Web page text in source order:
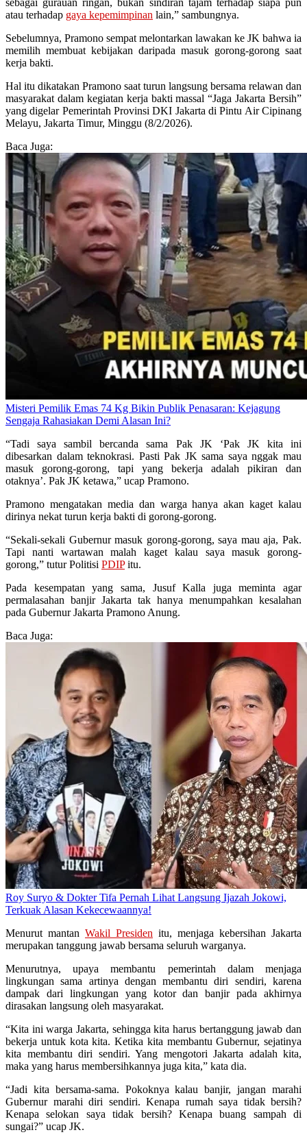
sebagai gurauan ringan, bukan sindiran tajam terhadap siapa pun
atau terhadap gaya kepemimpinan lain,” sambungnya.
Sebelumnya, Pramono sempat melontarkan lawakan ke JK bahwa ia
memilih membuat kebijakan daripada masuk gorong-gorong saat
kerja bakti.
Hal itu dikatakan Pramono saat turun langsung bersama relawan dan
masyarakat dalam kegiatan kerja bakti massal “Jaga Jakarta Bersih”
yang digelar Pemerintah Provinsi DKI Jakarta di Pintu Air Cipinang
Melayu, Jakarta Timur, Minggu (8/2/2026).
Baca Juga:
Misteri Pemilik Emas 74 Kg Bikin Publik Penasaran: Kejagung
Sengaja Rahasiakan Demi Alasan Ini?
“Tadi saya sambil bercanda sama Pak JK ‘Pak JK kita ini
dibesarkan dalam teknokrasi. Pasti Pak JK sama saya nggak mau
masuk gorong-gorong, tapi yang bekerja adalah pikiran dan
otaknya’. Pak JK ketawa,” ucap Pramono.
Pramono mengatakan media dan warga hanya akan kaget kalau
dirinya nekat turun kerja bakti di gorong-gorong.
“Sekali-sekali Gubernur masuk gorong-gorong, saya mau aja, Pak.
Tapi nanti wartawan malah kaget kalau saya masuk gorong-
gorong,” tutur Politisi PDIPitu.
Pada kesempatan yang sama, Jusuf Kalla juga meminta agar
permalasahan banjir Jakarta tak hanya menumpahkan kesalahan
pada Gubernur Jakarta Pramono Anung.
Baca Juga:
Roy Suryo & Dokter Tifa Pernah Lihat Langsung Ijazah Jokowi,
Terkuak Alasan Kekecewaannya!
Menurut mantan Wakil Presiden itu, menjaga kebersihan Jakarta
merupakan tanggung jawab bersama seluruh warganya.
Menurutnya, upaya membantu pemerintah dalam menjaga
lingkungan sama artinya dengan membantu diri sendiri, karena
dampak dari lingkungan yang kotor dan banjir pada akhirnya
dirasakan langsung oleh masyarakat.
“Kita ini warga Jakarta, sehingga kita harus bertanggung jawab dan
bekerja untuk kota kita. Ketika kita membantu Gubernur, sejatinya
kita membantu diri sendiri. Yang mengotori Jakarta adalah kita,
maka yang harus membersihkannya juga kita,” kata dia.
“Jadi kita bersama-sama. Pokoknya kalau banjir, jangan marahi
Gubernur marahi diri sendiri. Kenapa rumah saya tidak bersih?
Kenapa selokan saya tidak bersih? Kenapa buang sampah di
sungai?” ucap JK.